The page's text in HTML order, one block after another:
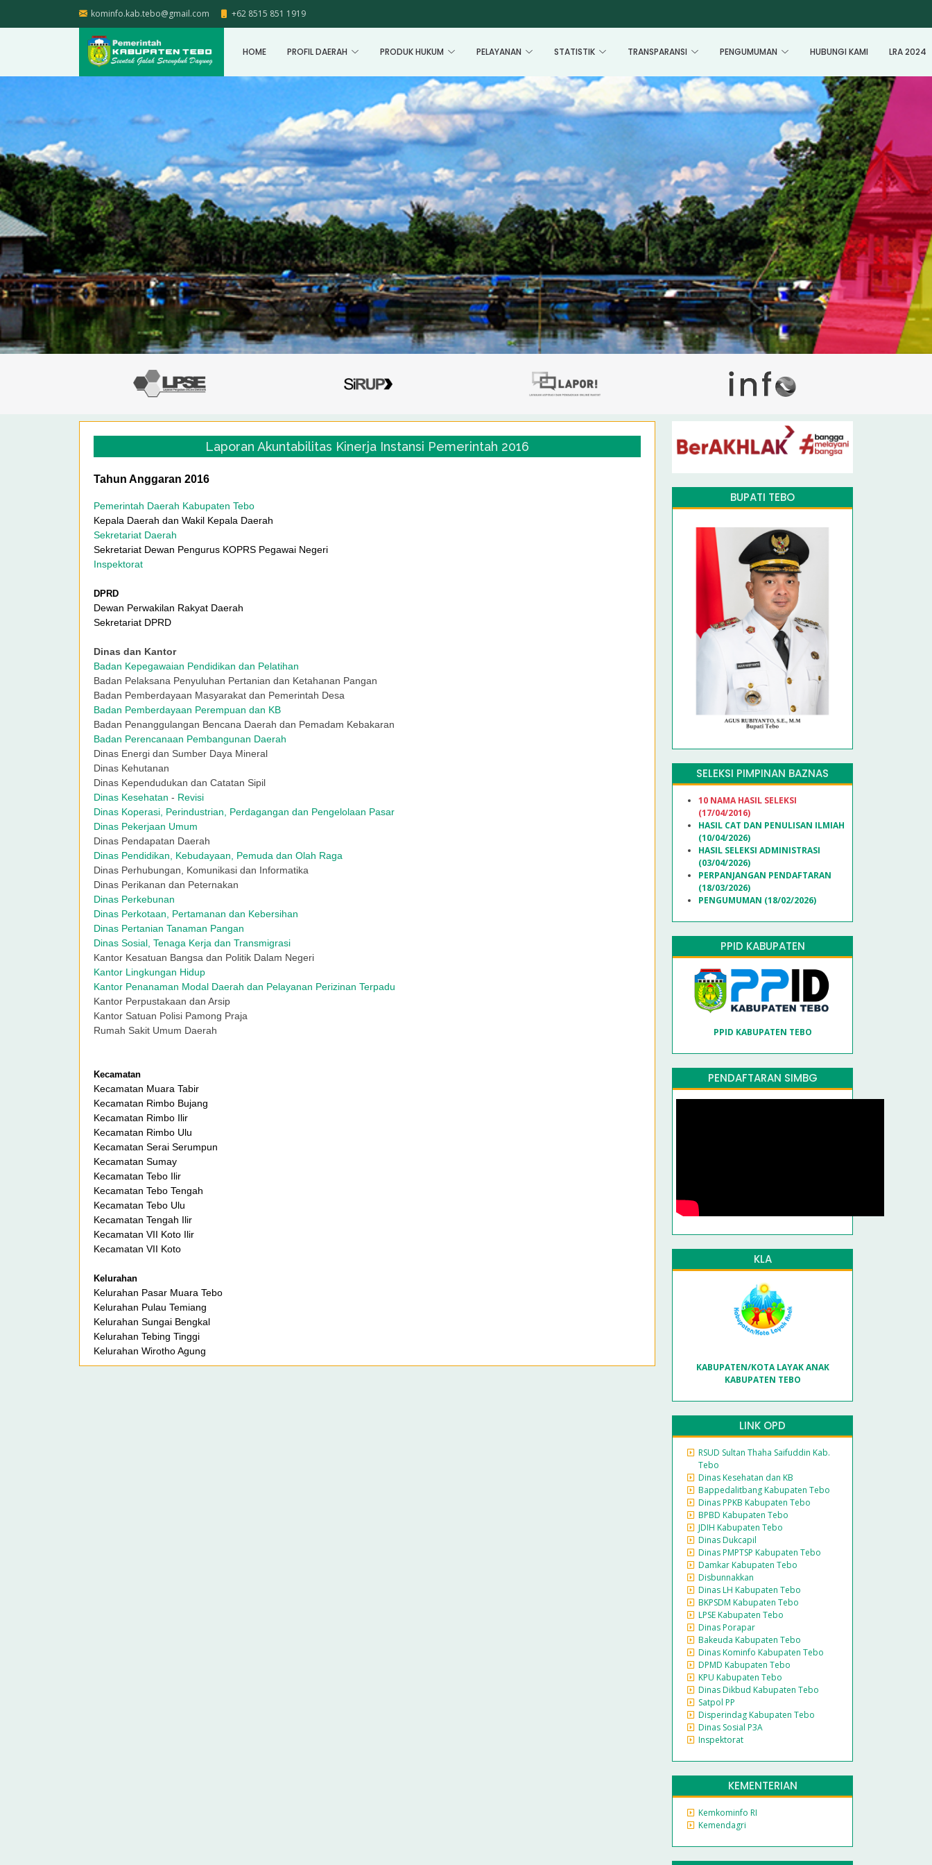
kominfo.kab.tebo@gmail.com +62 8515 851 1919
HOME PROFIL DAERAH PRODUK HUKUM PELAYANAN STATISTIK TRANSPARANSI PENGUMUMAN HUBUNGI KAMI LRA 2024
Laporan Akuntabilitas Kinerja Instansi Pemerintah 2016
Tahun Anggaran 2016
Pemerintah Daerah Kabupaten Tebo
Kepala Daerah dan Wakil Kepala Daerah
Sekretariat Daerah
Sekretariat Dewan Pengurus KOPRS Pegawai Negeri
Inspektorat
DPRD
Dewan Perwakilan Rakyat Daerah
Sekretariat DPRD
Dinas dan Kantor
Badan Kepegawaian Pendidikan dan Pelatihan
Badan Pelaksana Penyuluhan Pertanian dan Ketahanan Pangan
Badan Pemberdayaan Masyarakat dan Pemerintah Desa
Badan Pemberdayaan Perempuan dan KB
Badan Penanggulangan Bencana Daerah dan Pemadam Kebakaran
Badan Perencanaan Pembangunan Daerah
Dinas Energi dan Sumber Daya Mineral
Dinas Kehutanan
Dinas Kependudukan dan Catatan Sipil
Dinas Kesehatan - Revisi
Dinas Koperasi, Perindustrian, Perdagangan dan Pengelolaan Pasar
Dinas Pekerjaan Umum
Dinas Pendapatan Daerah
Dinas Pendidikan, Kebudayaan, Pemuda dan Olah Raga
Dinas Perhubungan, Komunikasi dan Informatika
Dinas Perikanan dan Peternakan
Dinas Perkebunan
Dinas Perkotaan, Pertamanan dan Kebersihan
Dinas Pertanian Tanaman Pangan
Dinas Sosial, Tenaga Kerja dan Transmigrasi
Kantor Kesatuan Bangsa dan Politik Dalam Negeri
Kantor Lingkungan Hidup
Kantor Penanaman Modal Daerah dan Pelayanan Perizinan Terpadu
Kantor Perpustakaan dan Arsip
Kantor Satuan Polisi Pamong Praja
Rumah Sakit Umum Daerah
Kecamatan
Kecamatan Muara Tabir
Kecamatan Rimbo Bujang
Kecamatan Rimbo Ilir
Kecamatan Rimbo Ulu
Kecamatan Serai Serumpun
Kecamatan Sumay
Kecamatan Tebo Ilir
Kecamatan Tebo Tengah
Kecamatan Tebo Ulu
Kecamatan Tengah Ilir
Kecamatan VII Koto Ilir
Kecamatan VII Koto
Kelurahan
Kelurahan Pasar Muara Tebo
Kelurahan Pulau Temiang
Kelurahan Sungai Bengkal
Kelurahan Tebing Tinggi
Kelurahan Wirotho Agung
BUPATI TEBO
SELEKSI PIMPINAN BAZNAS
10 NAMA HASIL SELEKSI
(17/04/2016)
HASIL CAT DAN PENULISAN ILMIAH
(10/04/2026)
HASIL SELEKSI ADMINISTRASI
(03/04/2026)
PERPANJANGAN PENDAFTARAN
(18/03/2026)
PENGUMUMAN (18/02/2026)
PPID KABUPATEN
PPID KABUPATEN TEBO
PENDAFTARAN SIMBG
KLA
KABUPATEN/KOTA LAYAK ANAK
KABUPATEN TEBO
LINK OPD
RSUD Sultan Thaha Saifuddin Kab.
Tebo
Dinas Kesehatan dan KB
Bappedalitbang Kabupaten Tebo
Dinas PPKB Kabupaten Tebo
BPBD Kabupaten Tebo
JDIH Kabupaten Tebo
Dinas Dukcapil
Dinas PMPTSP Kabupaten Tebo
Damkar Kabupaten Tebo
Disbunnakkan
Dinas LH Kabupaten Tebo
BKPSDM Kabupaten Tebo
LPSE Kabupaten Tebo
Dinas Porapar
Bakeuda Kabupaten Tebo
Dinas Kominfo Kabupaten Tebo
DPMD Kabupaten Tebo
KPU Kabupaten Tebo
Dinas Dikbud Kabupaten Tebo
Satpol PP
Disperindag Kabupaten Tebo
Dinas Sosial P3A
Inspektorat
KEMENTERIAN
Kemkominfo RI
Kemendagri